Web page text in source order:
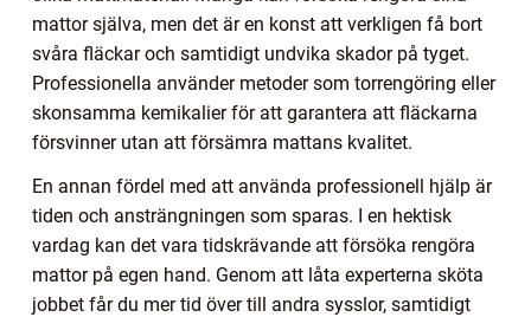
mattor själva, men det är en konst att verkligen få bort
svåra fläckar och samtidigt undvika skador på tyget.
Professionella använder metoder som torrengöring eller
skonsamma kemikalier för att garantera att fläckarna
försvinner utan att försämra mattans kvalitet.
En annan fördel med att använda professionell hjälp är
tiden och ansträngningen som sparas. I en hektisk
vardag kan det vara tidskrävande att försöka rengöra
mattor på egen hand. Genom att låta experterna sköta
jobbet får du mer tid över till andra sysslor, samtidigt